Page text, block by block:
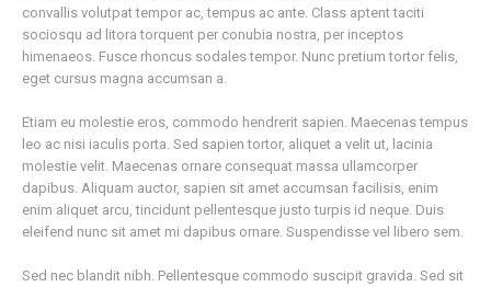
convallis volutpat tempor ac, tempus ac ante. Class aptent taciti
sociosqu ad litora torquent per conubia nostra, per inceptos
himenaeos. Fusce rhoncus sodales tempor. Nunc pretium tortor felis,
eget cursus magna accumsan a.
Etiam eu molestie eros, commodo hendrerit sapien. Maecenas tempus
leo ac nisi iaculis porta. Sed sapien tortor, aliquet a velit ut, lacinia
molestie velit. Maecenas ornare consequat massa ullamcorper
dapibus. Aliquam auctor, sapien sit amet accumsan facilisis, enim
enim aliquet arcu, tincidunt pellentesque justo turpis id neque. Duis
eleifend nunc sit amet mi dapibus ornare. Suspendisse vel libero sem.
Sed nec blandit nibh. Pellentesque commodo suscipit gravida. Sed sit